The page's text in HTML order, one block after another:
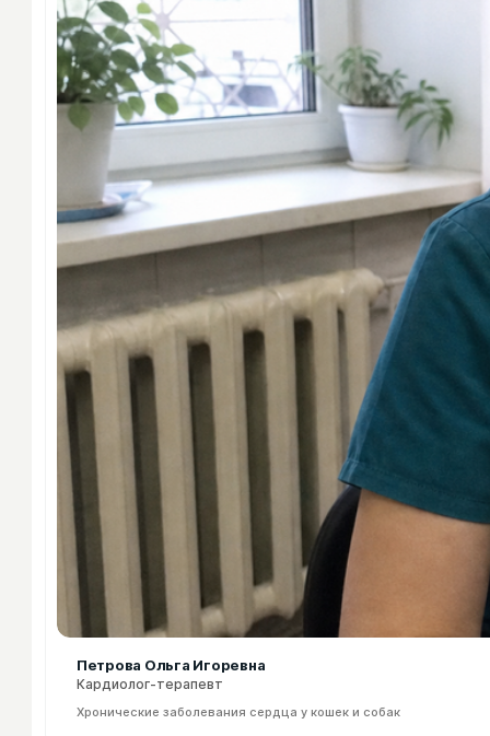
Петрова Ольга Игоревна
Кардиолог-терапевт
Хронические заболевания сердца у кошек и собак